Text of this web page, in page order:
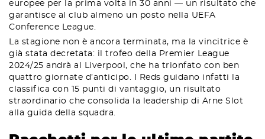
europee per la prima volta in 30 anni — un risultato che
garantisce al club almeno un posto nella UEFA
Conference League.
La stagione non è ancora terminata, ma la vincitrice è
già stata decretata: il trofeo della Premier League
2024/25 andrà al Liverpool, che ha trionfato con ben
quattro giornate d’anticipo. I Reds guidano infatti la
classifica con 15 punti di vantaggio, un risultato
straordinario che consolida la leadership di Arne Slot
alla guida della squadra.